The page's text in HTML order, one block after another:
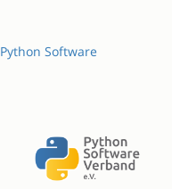
Python Software